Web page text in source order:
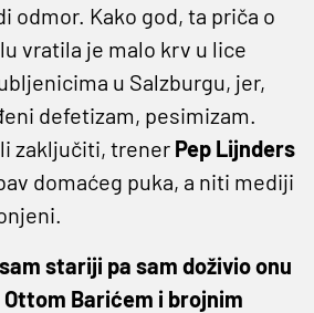
odmor. Kako god, ta priča o
vratila je malo krv u lice
u Salzburgu, jer,
defetizam, pesimizam.
zaključiti, trener Pep Lijnders
domaćeg puka, a niti mediji
stariji pa sam doživio onu
Barićem i brojnim